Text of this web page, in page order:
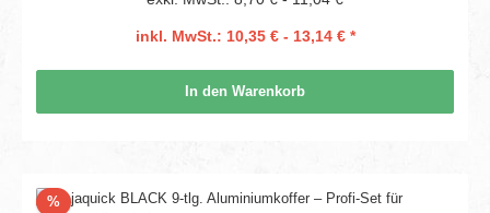
inkl. MwSt.: 10,35 € - 13,14 € *
In den Warenkorb
%Rabatt